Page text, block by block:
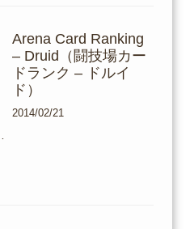
Arena Card Ranking
– Druid（闘技場カー
ドランク – ドルイ
ド）
2014/02/21